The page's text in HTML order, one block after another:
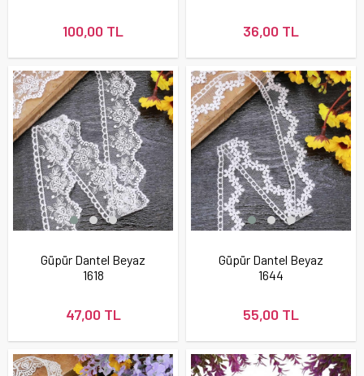
100,00 TL 36,00 TL
Güpür Dantel Beyaz
1618
47,00 TL
Güpür Dantel Beyaz
1644
55,00 TL